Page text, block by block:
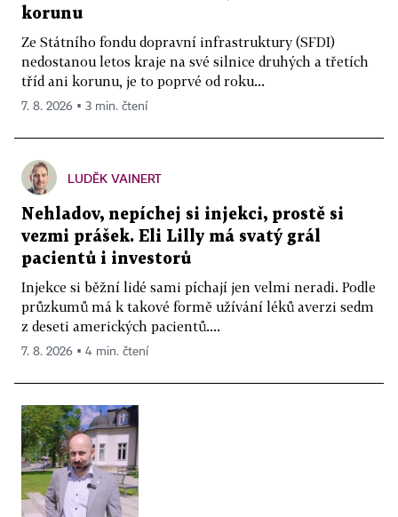
korunu
Ze Státního fondu dopravní infrastruktury (SFDI)
nedostanou letos kraje na své silnice druhých a třetích
tříd ani korunu, je to poprvé od roku...
7. 8. 2026 ▪ 3 min. čtení
LUDĚK VAINERT
Nehladov, nepíchej si injekci, prostě si
vezmi prášek. Eli Lilly má svatý grál
pacientů i investorů
Injekce si běžní lidé sami píchají jen velmi neradi. Podle
průzkumů má k takové formě užívání léků averzi sedm
z deseti amerických pacientů....
7. 8. 2026 ▪ 4 min. čtení